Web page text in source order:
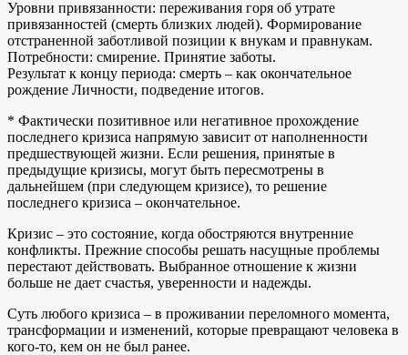
Уровни привязанности: переживания горя об утрате
привязанностей (смерть близких людей). Формирование
отстраненной заботливой позиции к внукам и правнукам.
Потребности: смирение. Принятие заботы.
Результат к концу периода: смерть – как окончательное
рождение Личности, подведение итогов.
* Фактически позитивное или негативное прохождение
последнего кризиса напрямую зависит от наполненности
предшествующей жизни. Если решения, принятые в
предыдущие кризисы, могут быть пересмотрены в
дальнейшем (при следующем кризисе), то решение
последнего кризиса – окончательное.
Кризис – это состояние, когда обостряются внутренние
конфликты. Прежние способы решать насущные проблемы
перестают действовать. Выбранное отношение к жизни
больше не дает счастья, уверенности и надежды.
Суть любого кризиса – в проживании переломного момента,
трансформации и изменений, которые превращают человека в
кого-то, кем он не был ранее.